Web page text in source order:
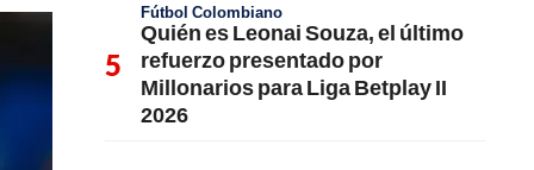
Fútbol Colombiano
Quién es Leonai Souza, el último
refuerzo presentado por
Millonarios para Liga Betplay II
2026